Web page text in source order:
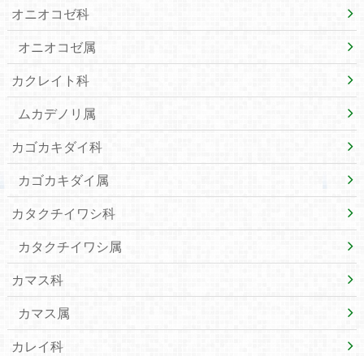
オニオコゼ科
オニオコゼ属
カクレイト科
ムカデノリ属
カゴカキダイ科
カゴカキダイ属
カタクチイワシ科
カタクチイワシ属
カマス科
カマス属
カレイ科